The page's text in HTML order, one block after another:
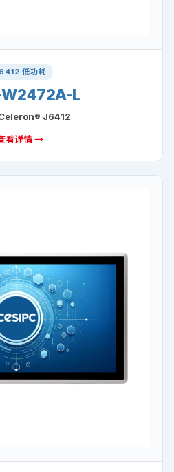
低功耗
L
J6412
看详情 →